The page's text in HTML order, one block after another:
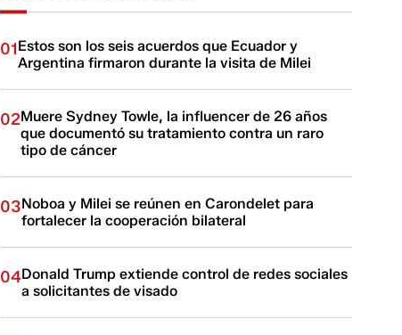
01Estos son los seis acuerdos que Ecuador y
Argentina firmaron durante la visita de Milei
02Muere Sydney Towle, la influencer de 26 años
que documentó su tratamiento contra un raro
tipo de cáncer
03Noboa y Milei se reúnen en Carondelet para
fortalecer la cooperación bilateral
04Donald Trump extiende control de redes sociales
a solicitantes de visado